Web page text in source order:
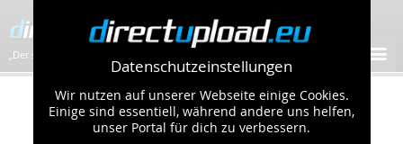
Datenschutzeinstellungen
Wir nutzen auf unserer Webseite einige Cookies.
Einige sind essentiell, während andere uns helfen,
unser Portal für dich zu verbessern.
„Der schnellste Bilder-Hoster im Web!”
Kontakt & Support